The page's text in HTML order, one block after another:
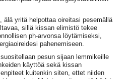
älä yritä helpottaa oireitasi pesemällä
sillä kissan elimistö tekee
ph-arvonsa löytämiseksi,
pahenemiseen.
pesun sijaan lemmikeille
käyttöä sekä kissan
kuitenkin siten, ettet niiden